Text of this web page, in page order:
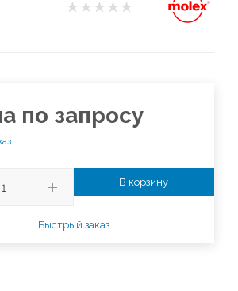
по запросу
В корзину
Быстрый заказ